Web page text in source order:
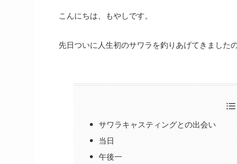
こんにちは、もやしです。
先日ついに人生初のサワラを釣りあげてきました
サワラキャスティングとの出会い
当日
午後一